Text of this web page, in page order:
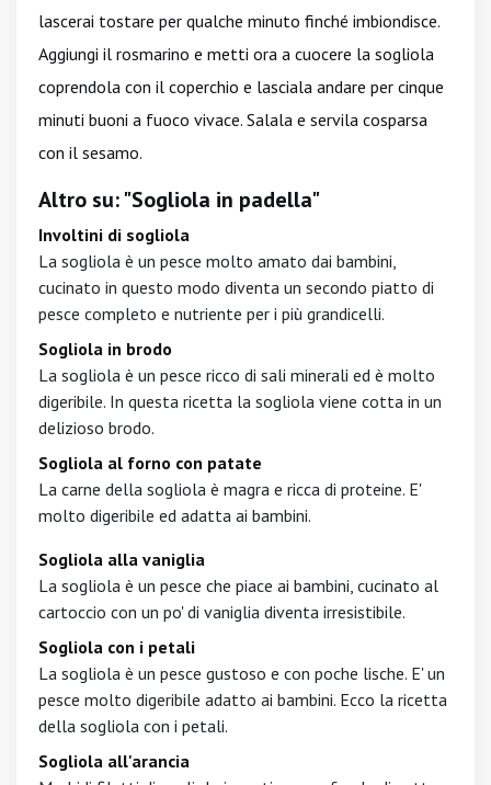
lascerai tostare per qualche minuto finché imbiondisce.
Aggiungi il rosmarino e metti ora a cuocere la sogliola
coprendola con il coperchio e lasciala andare per cinque
minuti buoni a fuoco vivace. Salala e servila cosparsa
con il sesamo.
Altro su: "Sogliola in padella"
Involtini di sogliola
La sogliola è un pesce molto amato dai bambini,
cucinato in questo modo diventa un secondo piatto di
pesce completo e nutriente per i più grandicelli.
Sogliola in brodo
La sogliola è un pesce ricco di sali minerali ed è molto
digeribile. In questa ricetta la sogliola viene cotta in un
delizioso brodo.
Sogliola al forno con patate
La carne della sogliola è magra e ricca di proteine. E'
molto digeribile ed adatta ai bambini.
Sogliola alla vaniglia
La sogliola è un pesce che piace ai bambini, cucinato al
cartoccio con un po' di vaniglia diventa irresistibile.
Sogliola con i petali
La sogliola è un pesce gustoso e con poche lische. E' un
pesce molto digeribile adatto ai bambini. Ecco la ricetta
della sogliola con i petali.
Sogliola all'arancia